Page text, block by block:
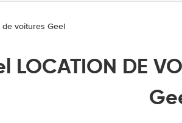
de voitures Geel
LOCATION DE